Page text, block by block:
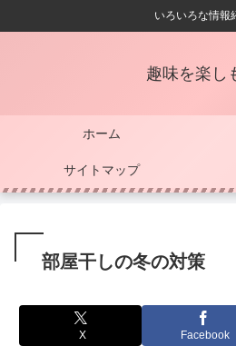
いろいろな情報
趣味を楽し
ホーム
サイトマップ
部屋干しの冬の対策
X Facebook